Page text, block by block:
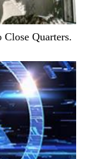
Quarters.